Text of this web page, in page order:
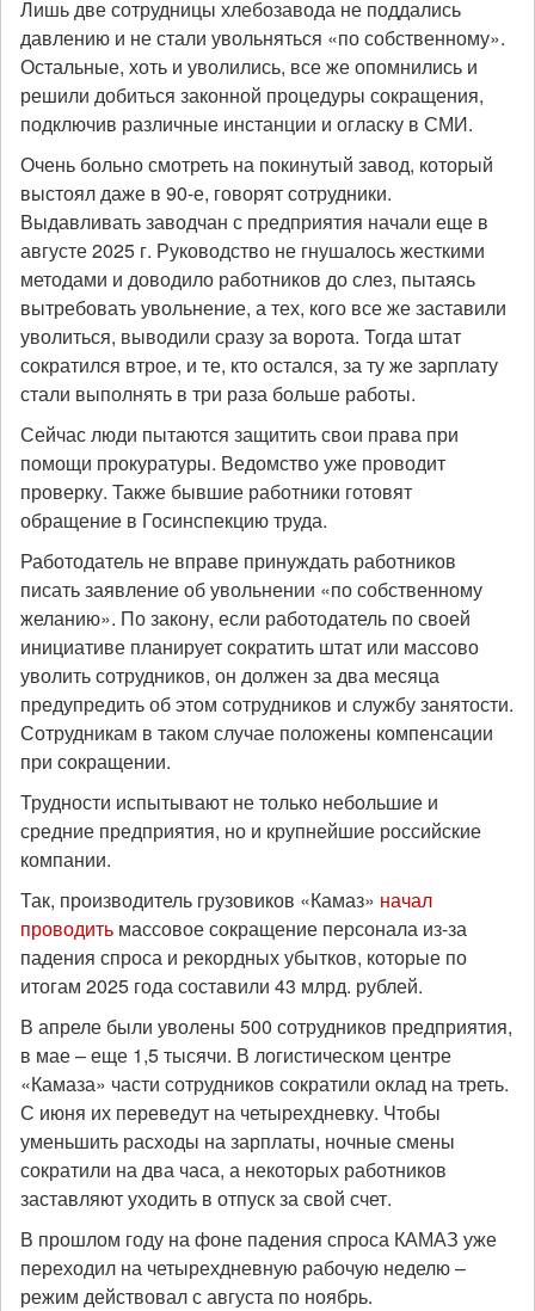
Лишь две сотрудницы хлебозавода не поддались
давлению и не стали увольняться «по собственному».
Остальные, хоть и уволились, все же опомнились и
решили добиться законной процедуры сокращения,
подключив различные инстанции и огласку в СМИ.
Очень больно смотреть на покинутый завод, который
выстоял даже в 90-е, говорят сотрудники.
Выдавливать заводчан с предприятия начали еще в
августе 2025 г. Руководство не гнушалось жесткими
методами и доводило работников до слез, пытаясь
вытребовать увольнение, а тех, кого все же заставили
уволиться, выводили сразу за ворота. Тогда штат
сократился втрое, и те, кто остался, за ту же зарплату
стали выполнять в три раза больше работы.
Сейчас люди пытаются защитить свои права при
помощи прокуратуры. Ведомство уже проводит
проверку. Также бывшие работники готовят
обращение в Госинспекцию труда.
Работодатель не вправе принуждать работников
писать заявление об увольнении «по собственному
желанию». По закону, если работодатель по своей
инициативе планирует сократить штат или массово
уволить сотрудников, он должен за два месяца
предупредить об этом сотрудников и службу занятости.
Сотрудникам в таком случае положены компенсации
при сокращении.
Трудности испытывают не только небольшие и
средние предприятия, но и крупнейшие российские
компании.
Так, производитель грузовиков «Камаз» начал
проводить массовое сокращение персонала из-за
падения спроса и рекордных убытков, которые по
итогам 2025 года составили 43 млрд. рублей.
В апреле были уволены 500 сотрудников предприятия,
в мае – еще 1,5 тысячи. В логистическом центре
«Камаза» части сотрудников сократили оклад на треть.
С июня их переведут на четырехдневку. Чтобы
уменьшить расходы на зарплаты, ночные смены
сократили на два часа, а некоторых работников
заставляют уходить в отпуск за свой счет.
В прошлом году на фоне падения спроса КАМАЗ уже
переходил на четырехдневную рабочую неделю –
режим действовал с августа по ноябрь.